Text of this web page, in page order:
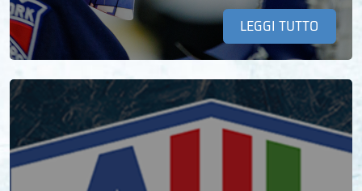
LEGGI TUTTO